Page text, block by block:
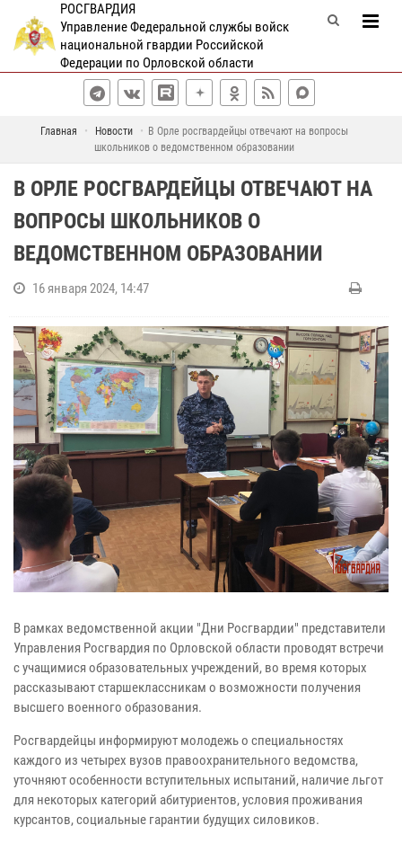
РОСГВАРДИЯ
Управление Федеральной службы войск
национальной гвардии Российской
Федерации по Орловской области
Главная Новости
В Орле росгвардейцы отвечают на вопросы
школьников о ведомственном образовании
В ОРЛЕ РОСГВАРДЕЙЦЫ ОТВЕЧАЮТ НА
ВОПРОСЫ ШКОЛЬНИКОВ О
ВЕДОМСТВЕННОМ ОБРАЗОВАНИИ
16 января 2024, 14:47
В рамках ведомственной акции "Дни Росгвардии" представители
Управления Росгвардия по Орловской области проводят встречи
с учащимися образовательных учреждений, во время которых
рассказывают старшеклассникам о возможности получения
высшего военного образования.
Росгвардейцы информируют молодежь о специальностях
каждого из четырех вузов правоохранительного ведомства,
уточняют особенности вступительных испытаний, наличие льгот
для некоторых категорий абитуриентов, условия проживания
курсантов, социальные гарантии будущих силовиков.